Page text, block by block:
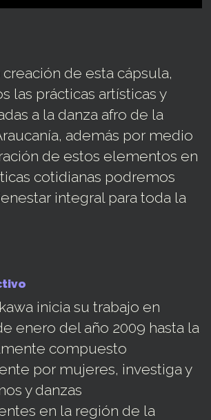
de esta cápsula,
las prácticas artísticas y
a la danza afro de la
además por medio
de estos elementos en
cotidianas podremos
integral para toda la
inicia su trabajo en
enero del año 2009 hasta la
compuesto
por mujeres, investiga y
y danzas
en la región de la